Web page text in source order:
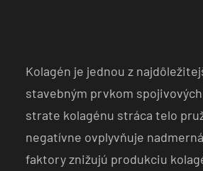
Kolagén je jednou z
stavebným prvkom
strate kolagénu stráca telo
negatívne ovplyvňuje
faktory znižujú produkciu